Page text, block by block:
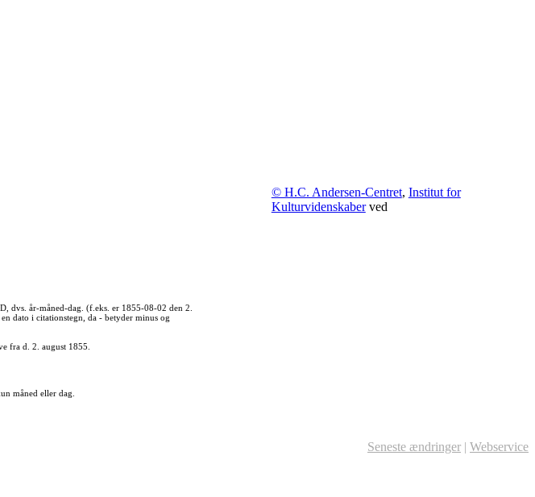
dvs. år-måned-dag. (f.eks. er 1855-08-02 den 2.
dato i citationstegn, da - betyder minus og
fra d. 2. august 1855.
måned eller dag.
© H.C. Andersen-Centret, Institut for
Kulturvidenskaberved
Seneste ændringer | Webservice